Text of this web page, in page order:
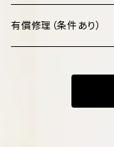
爬虫類 Reptilia
魚類 Pisces
有償修理（条件あり）